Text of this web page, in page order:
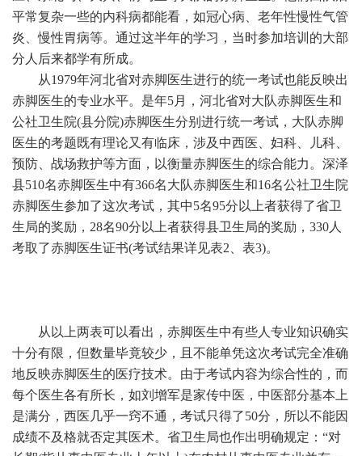
平常复杂一些的内科病都能看，如冠心病、老年性慢性气管
炎、慢性胃病等。通过这半年的学习，当时参加培训的大部
分人后来都学有所成。
从1979年河北省对赤脚医生进行的统一考试也能反映出
赤脚医生的专业水平。是年5月，河北省对大队赤脚医生和
公社卫生院(县分院)赤脚医生分别进行统一考试，大队赤脚
医生的考题既有理论又有临床，涉及中西医、妇科、儿科、
预防、战场救护等方面，以衡量赤脚医生的综合能力。深泽
县510名赤脚医生中有366名大队赤脚医生和16名公社卫生院
赤脚医生参加了这次考试，其中5名95分以上者获得了省卫
生局的奖励，28名90分以上者获得县卫生局的奖励，330人
考取了赤脚医生证书(考试结果详见表2、表3)。
从以上两表可以看出，赤脚医生中有些人专业知识确实
十分有限，但数量毕竟较少，且不能单凭这次考试完全准确
地反映赤脚医生的医疗技术。由于考试内容为综合性的，而
每个医生各有所长，如刘增军是家传中医，中医部分基本上
是满分，西医几乎一窍不通，考试只得了50分，所以不能因
成绩不及格就否定其医术。省卫生局也作出明确规定：“对